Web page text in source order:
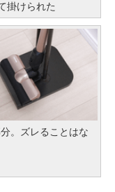
掛けられた
。ズレることはな